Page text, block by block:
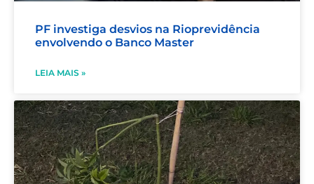
PF investiga desvios na Rioprevidência
envolvendo o Banco Master
LEIA MAIS »